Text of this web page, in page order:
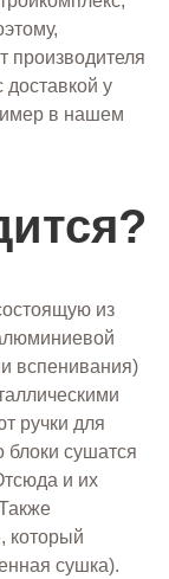
производителя
доставкой у
в нашем
из
вспенивания)
ручки для
блоки сушатся
и их
который
сушка).